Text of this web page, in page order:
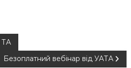
ТА
Безоплатний вебінар від УАТА